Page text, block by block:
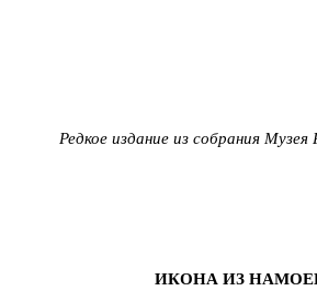
Редкое издание из собрания Музея
ИКОНА ИЗ